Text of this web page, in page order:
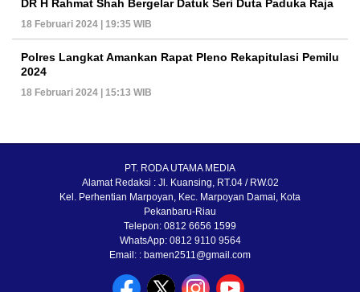
DR H Rahmat Shah Bergelar Datuk Seri Duta Paduka Raja
18 Februari 2024 | 19:35 WIB
Polres Langkat Amankan Rapat Pleno Rekapitulasi Pemilu
2024
18 Februari 2024 | 15:13 WIB
PT. RODA UTAMA MEDIA
Alamat Redaksi : Jl. Kuansing, RT.04 / RW.02
Kel. Perhentian Marpoyan, Kec. Marpoyan Damai, Kota
Pekanbaru-Riau
Telepon: 0812 6656 1599
WhatsApp: 0812 9110 9564
Email: : bamen2511@gmail.com